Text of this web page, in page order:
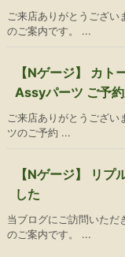
ご来店ありがとうござ
のご案内です。 ...
【Nゲージ】 カ
Assyパーツ ご予
ご来店ありがとうござ
ツのご予約 ...
【Nゲージ】 リ
した
当ブログにご訪問いただ
のご案内です。 ...